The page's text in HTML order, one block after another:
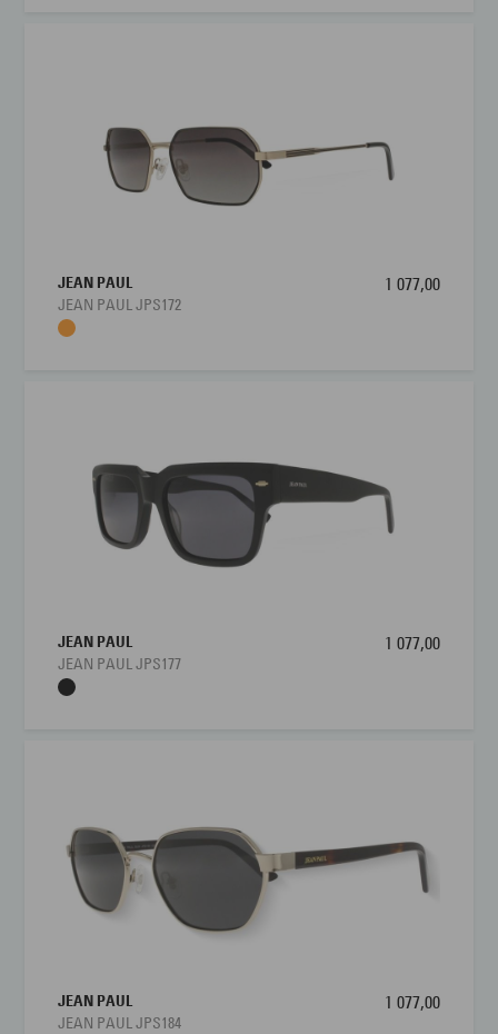
JEAN PAUL
JEAN PAUL JPS172
1 077,00
JEAN PAUL
JEAN PAUL JPS177
1 077,00
JEAN PAUL
JEAN PAUL JPS184
1 077,00